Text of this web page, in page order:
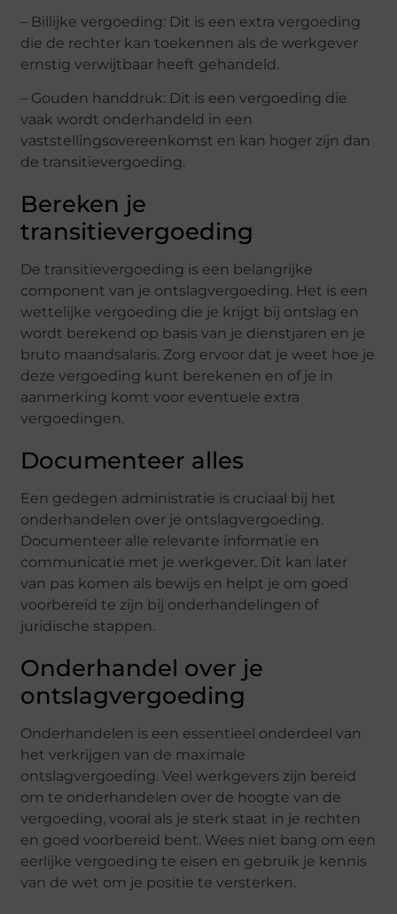
– Billijke vergoeding: Dit is een extra vergoeding
die de rechter kan toekennen als de werkgever
ernstig verwijtbaar heeft gehandeld.
– Gouden handdruk: Dit is een vergoeding die
vaak wordt onderhandeld in een
vaststellingsovereenkomst en kan hoger zijn dan
de transitievergoeding.
Bereken je
transitievergoeding
De transitievergoeding is een belangrijke
component van je ontslagvergoeding. Het is een
wettelijke vergoeding die je krijgt bij ontslag en
wordt berekend op basis van je dienstjaren en je
bruto maandsalaris. Zorg ervoor dat je weet hoe je
deze vergoeding kunt berekenen en of je in
aanmerking komt voor eventuele extra
vergoedingen.
Documenteer alles
Een gedegen administratie is cruciaal bij het
onderhandelen over je ontslagvergoeding.
Documenteer alle relevante informatie en
communicatie met je werkgever. Dit kan later
van pas komen als bewijs en helpt je om goed
voorbereid te zijn bij onderhandelingen of
juridische stappen.
Onderhandel over je
ontslagvergoeding
Onderhandelen is een essentieel onderdeel van
het verkrijgen van de maximale
ontslagvergoeding. Veel werkgevers zijn bereid
om te onderhandelen over de hoogte van de
vergoeding, vooral als je sterk staat in je rechten
en goed voorbereid bent. Wees niet bang om een
eerlijke vergoeding te eisen en gebruik je kennis
van de wet om je positie te versterken.